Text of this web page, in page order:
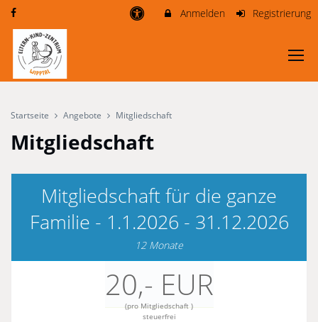
Anmelden Registrierung
Startseite Angebote Mitgliedschaft
Mitgliedschaft
Mitgliedschaft für die ganze
Familie - 1.1.2026 - 31.12.2026
12 Monate
20,- EUR
(pro Mitgliedschaft )
steuerfrei